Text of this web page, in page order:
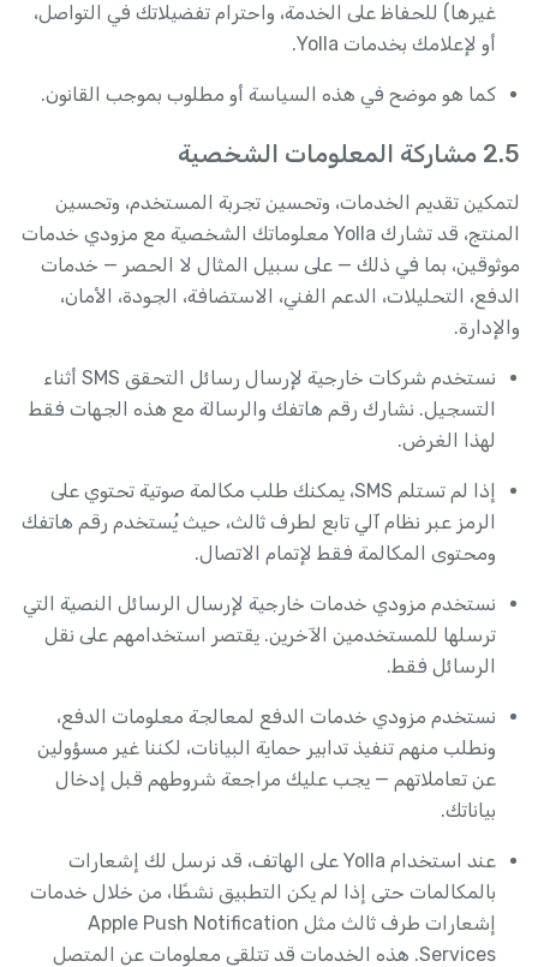
غيرها) للحفاظ على الخدمة، واحترام تفضيلاتك في التواصل،
أو لإعلامك بخدمات Yolla.
كما هو موضح في هذه السياسة أو مطلوب بموجب القانون.
2.5 مشاركة المعلومات الشخصية
لتمكين تقديم الخدمات، وتحسين تجربة المستخدم، وتحسين
المنتج، قد تشارك Yolla معلوماتك الشخصية مع مزودي خدمات
موثوقين، بما في ذلك — على سبيل المثال لا الحصر — خدمات
الدفع، التحليلات، الدعم الفني، الاستضافة، الجودة، الأمان،
والإدارة.
نستخدم شركات خارجية لإرسال رسائل التحقق SMS أثناء
التسجيل. نشارك رقم هاتفك والرسالة مع هذه الجهات فقط
لهذا الغرض.
إذا لم تستلم SMS، يمكنك طلب مكالمة صوتية تحتوي على
الرمز عبر نظام آلي تابع لطرف ثالث، حيث يُستخدم رقم هاتفك
ومحتوى المكالمة فقط لإتمام الاتصال.
نستخدم مزودي خدمات خارجية لإرسال الرسائل النصية التي
ترسلها للمستخدمين الآخرين. يقتصر استخدامهم على نقل
الرسائل فقط.
نستخدم مزودي خدمات الدفع لمعالجة معلومات الدفع،
ونطلب منهم تنفيذ تدابير حماية البيانات، لكننا غير مسؤولين
عن تعاملاتهم — يجب عليك مراجعة شروطهم قبل إدخال
بياناتك.
عند استخدام Yolla على الهاتف، قد نرسل لك إشعارات
بالمكالمات حتى إذا لم يكن التطبيق نشطًا، من خلال خدمات
إشعارات طرف ثالث مثل Apple Push Notification
Services. هذه الخدمات قد تتلقى معلومات عن المتصل